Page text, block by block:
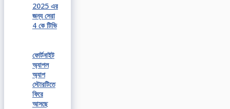
2025 এর
জন্য সেরা
4 কে টিভি
ফোর্টনাইট
অ্যাপল
অ্যাপ
স্টোরটিতে
ফিরে
আসছে